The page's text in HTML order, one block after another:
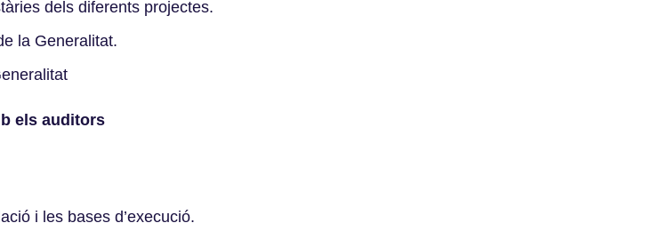
dels diferents projectes.
la Generalitat.
els auditors
i les bases d’execució.